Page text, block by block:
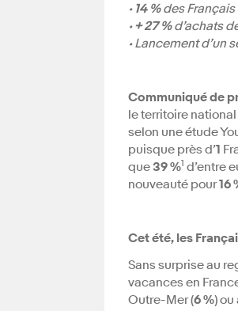
• 14 %des Français
•+ 27 %d’achats
• Lancement d’un
Communiqué de
le territoire
selon une étude
puisque près d’1
que39 %1 d’entre
nouveauté pour16
Cet été, les
Sans surprise au
vacances en
Outre-Mer (6 %) ou